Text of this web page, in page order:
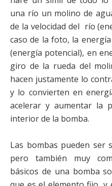
una río un molino de
de la velocidad del río
caso de la foto, la
(energía potencial), en
giro de la rueda del
hacen justamente lo
y lo convierten en
acelerar y aumentar la
interior de la bomba.
Las bombas pueden ser
pero también muy
básicos de una bomba